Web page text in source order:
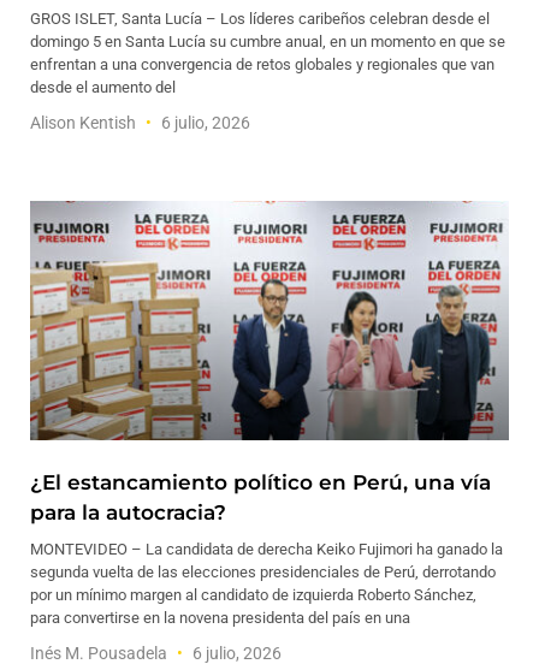
GROS ISLET, Santa Lucía – Los líderes caribeños celebran desde el
domingo 5 en Santa Lucía su cumbre anual, en un momento en que se
enfrentan a una convergencia de retos globales y regionales que van
desde el aumento del
Alison Kentish 6 julio, 2026
¿El estancamiento político en Perú, una vía
para la autocracia?
MONTEVIDEO – La candidata de derecha Keiko Fujimori ha ganado la
segunda vuelta de las elecciones presidenciales de Perú, derrotando
por un mínimo margen al candidato de izquierda Roberto Sánchez,
para convertirse en la novena presidenta del país en una
Inés M. Pousadela 6 julio, 2026